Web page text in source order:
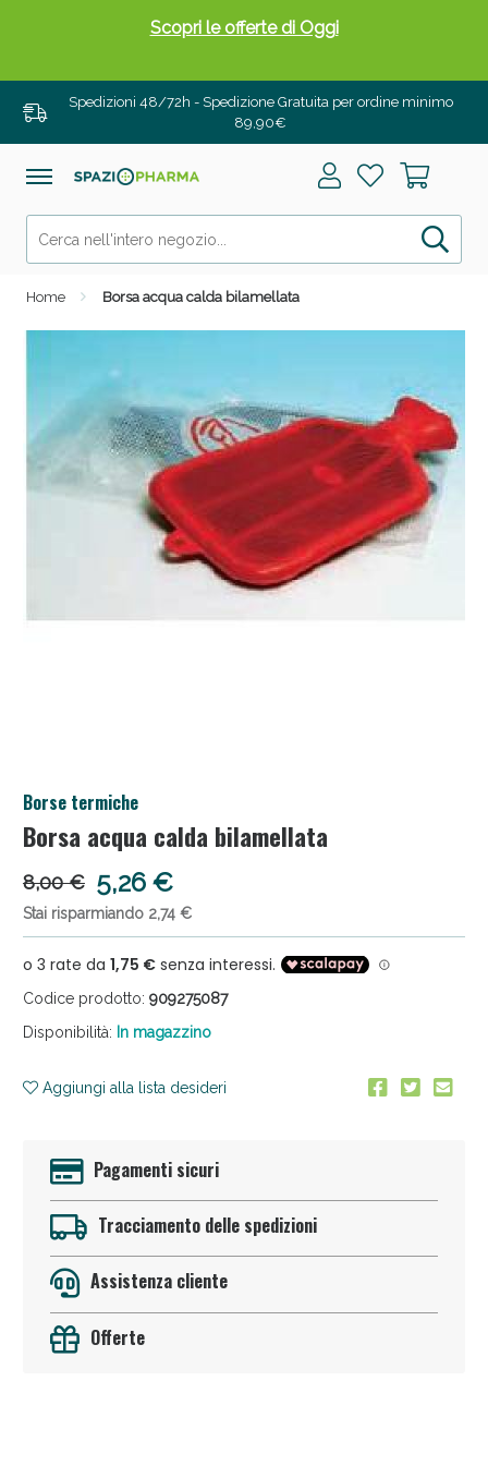
Spedizioni 48/72h - Spedizione Gratuita per ordine minimo
89,90€
Home Borsa acqua calda bilamellata
Borse termiche
Borsa acqua calda bilamellata
8,00 € 5,26 €
Stai risparmiando 2,74 €
Codice prodotto: 909275087
Disponibilità: In magazzino
Aggiungi alla lista desideri
Pagamenti sicuri
Tracciamento delle spedizioni
Assistenza cliente
Offerte
Scopri le offerte di Oggi
Drenanti e Pancia Piatta: Sconti fino al 55% validi
solo per OGGI!
Salini e Multivitaminici: oggi Sconto extra fino al
Anticellulite e Fanghi: Sconto fino al 40% valido
oggi!